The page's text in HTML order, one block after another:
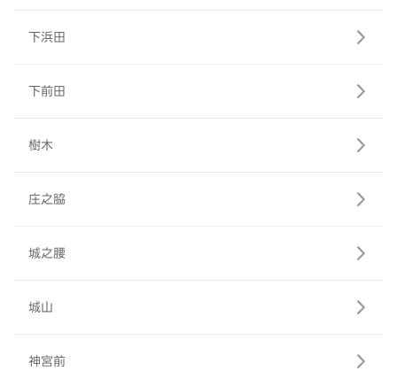
下浜田
下前田
樹木
庄之脇
城之腰
城山
神宮前